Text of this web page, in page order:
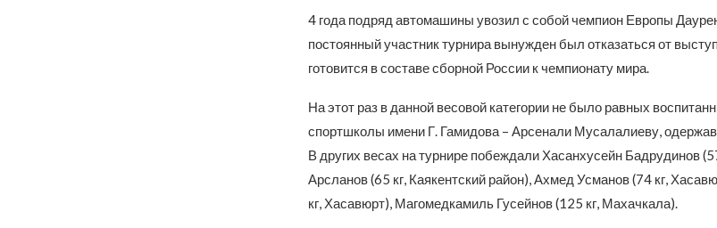
4 года подряд автомашины увозил с собой чемпион Европы
постоянный участник турнира вынужден был отказаться от
готовится в составе сборной России к чемпионату мира.
На этот раз в данной весовой категории не было равных
спортшколы имени Г. Гамидова – Арсенали Мусалалиеву,
В других весах на турнире побеждали Хасанхусейн Бадрудинов
Арсланов (65 кг, Каякентский район), Ахмед Усманов (74 кг,
кг, Хасавюрт), Магомедкамиль Гусейнов (125 кг, Махачкала).